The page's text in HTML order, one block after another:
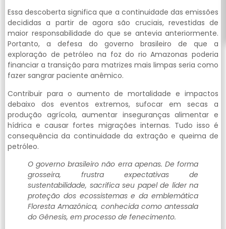
Essa descoberta significa que a continuidade das emissões
decididas a partir de agora são cruciais, revestidas de
maior responsabilidade do que se antevia anteriormente.
Portanto, a defesa do governo brasileiro de que a
exploração de petróleo na foz do rio Amazonas poderia
financiar a transição para matrizes mais limpas seria como
fazer sangrar paciente anêmico.
Contribuir para o aumento de mortalidade e impactos
debaixo dos eventos extremos, sufocar em secas a
produção agrícola, aumentar inseguranças alimentar e
hídrica e causar fortes migrações internas. Tudo isso é
consequência da continuidade da extração e queima de
petróleo.
O governo brasileiro não erra apenas. De forma
grosseira, frustra expectativas de
sustentabilidade, sacrifica seu papel de líder na
proteção dos ecossistemas e da emblemática
Floresta Amazônica, conhecida como antessala
do Gênesis, em processo de fenecimento.